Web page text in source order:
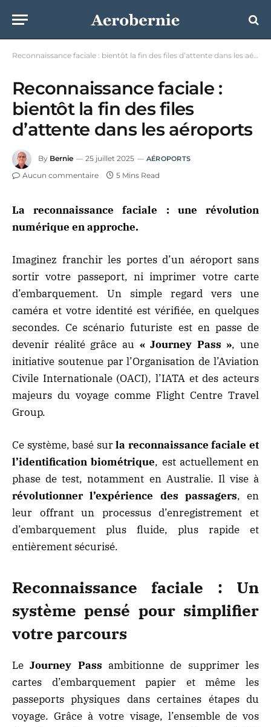
Reconnaissance faciale : bientôt la fin des files d’attente dans les aéroports
Reconnaissance faciale :
bientôt la fin des files
d’attente dans les aéroports
By Bernie 25 juillet 2025 AÉROPORTS
Aucun commentaire 5 Mins Read
La reconnaissance faciale : une révolution
numérique en approche.
Imaginez franchir les portes d’un aéroport sans
sortir votre passeport, ni imprimer votre carte
d’embarquement. Un simple regard vers une
caméra et votre identité est vérifiée, en quelques
secondes. Ce scénario futuriste est en passe de
devenir réalité grâce au « Journey Pass », une
initiative soutenue par l’Organisation de l’Aviation
Civile Internationale (OACI), l’IATA et des acteurs
majeurs du voyage comme Flight Centre Travel
Group.
Ce système, basé surla reconnaissance faciale et
l’identification biométrique, est actuellement en
phase de test, notamment en Australie. Il vise à
révolutionner l’expérience des passagers, en
leur offrant un processus d’enregistrement et
d’embarquement plus fluide, plus rapide et
entièrement sécurisé.
Reconnaissance faciale : Un
système pensé pour simplifier
votre parcours
LeJourney Pass ambitionne de supprimer les
cartes d’embarquement papier et même les
passeports physiques dans certaines étapes du
voyage. Grâce à votre visage, l’ensemble de vos